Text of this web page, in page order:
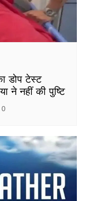
डोप टेस्ट
ने नहीं की पुष्टि
0